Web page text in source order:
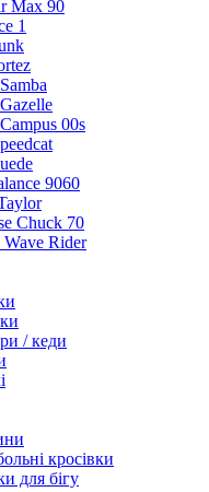
Max 90
1
00s
9060
Chuck 70
Rider
/ кеди
кросівки
для бігу